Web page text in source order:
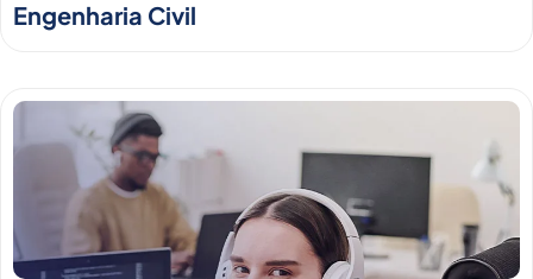
Engenharia Civil